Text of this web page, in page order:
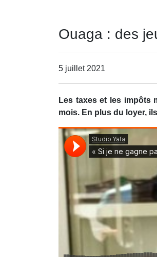
Ouaga : des
5 juillet 2021
Les taxes et les impôts
mois. En plus du loyer,